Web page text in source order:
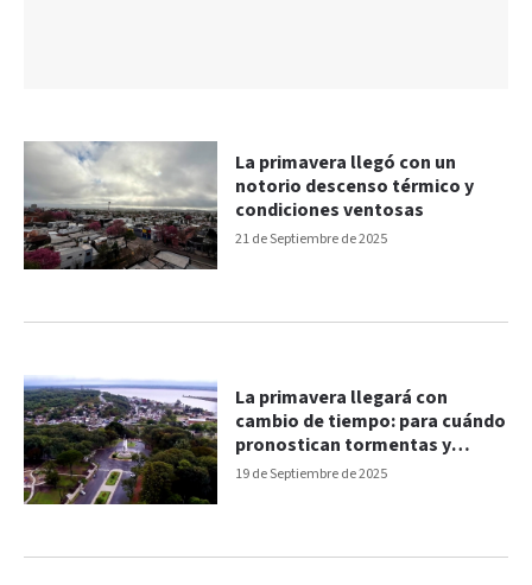
21 de Septiembre de 2025
La primavera llegó con un
notorio descenso térmico y
condiciones ventosas
19 de Septiembre de 2025
La primavera llegará con
cambio de tiempo: para cuándo
pronostican tormentas y
posible granizo